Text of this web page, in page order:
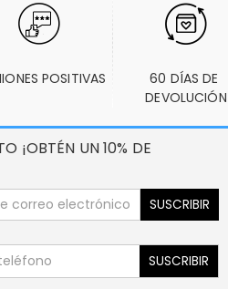
POSITIVAS
60 DÍAS DE
DEVOLUCIÓN
¡OBTÉN UN 10% DE
SUSCRIBIR
SUSCRIBIR